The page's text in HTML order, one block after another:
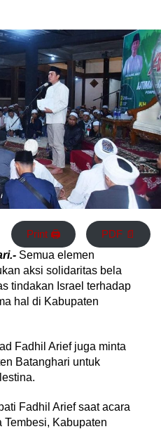
Print 🖨 PDF 📄
Semua elemen
aksi solidaritas bela
tindakan Israel terhadap
hal di Kabupaten
Fadhil Arief juga minta
Batanghari untuk
Fadhil Arief saat acara
Tembesi, Kabupaten